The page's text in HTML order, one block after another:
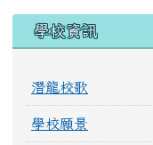
學校資訊
潛龍校歌
學校願景